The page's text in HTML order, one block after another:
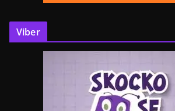
Viber